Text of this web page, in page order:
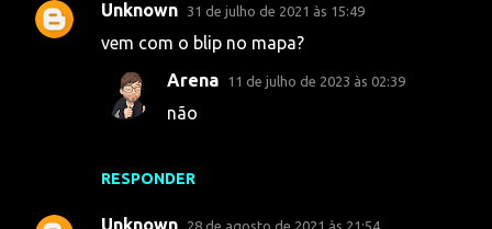
Unknown 31 de julho de 2021 às 15:49
vem com o blip no mapa?
RESPONDER
Arena 11 de julho de 2023 às 02:39
não
Unknown 28 de agosto de 2021 às 21:54